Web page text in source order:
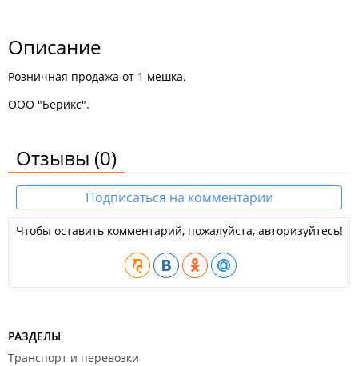
Описание
Розничная продажа от 1 мешка.
ООО "Берикс".
Отзывы (0)
Подписаться на комментарии
Чтобы оставить комментарий, пожалуйста, авторизуйтесь!
РАЗДЕЛЫ
Транспорт и перевозки